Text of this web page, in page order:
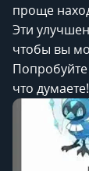
проще
Эти
чтобы вы
что думаете!